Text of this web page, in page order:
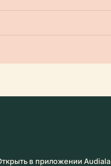
в приложении Audiala